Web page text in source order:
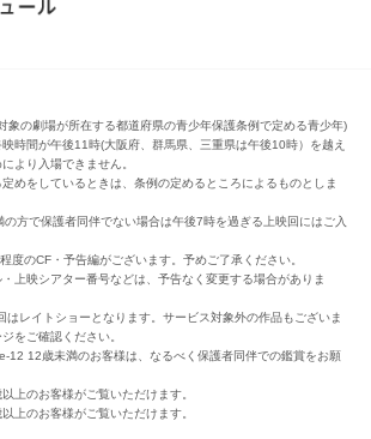
の劇場が所在する都道府県の青少年保護条例で定める青少年)
時間が午後11時(大阪府、群馬県、三重県は午後10時）を越え
より入場できません。
めをしているときは、条例の定めるところによるものとしま
方で保護者同伴でない場合は午後7時を過ぎる上映回にはご入
度のCF・予告編がございます。予めご了承ください。
上映シアター番号などは、予告なく変更する場合がありま
レイトショーとなります。サービス対象外の作品もございま
をご確認ください。
12 12歳未満のお客様は、なるべく保護者同伴での鑑賞をお願
上のお客様がご覧いただけます。
上のお客様がご覧いただけます。